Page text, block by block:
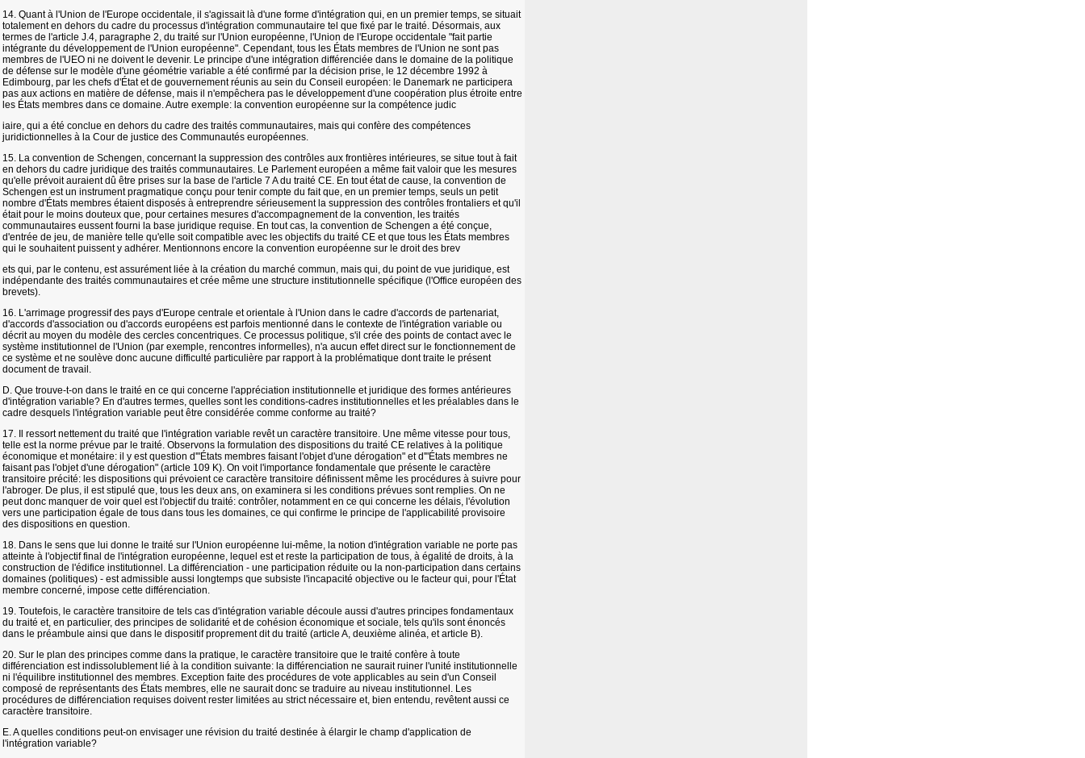
14. Quant à l'Union de l'Europe occidentale, il s'agissait là d'une forme d'intégration qui, en un premier temps, se situait
totalement en dehors du cadre du processus d'intégration communautaire tel que fixé par le traité. Désormais, aux
termes de l'article J.4, paragraphe 2, du traité sur l'Union européenne, l'Union de l'Europe occidentale "fait partie
intégrante du développement de l'Union européenne". Cependant, tous les États membres de l'Union ne sont pas
membres de l'UEO ni ne doivent le devenir. Le principe d'une intégration différenciée dans le domaine de la politique
de défense sur le modèle d'une géométrie variable a été confirmé par la décision prise, le 12 décembre 1992 à
Edimbourg, par les chefs d'État et de gouvernement réunis au sein du Conseil européen: le Danemark ne participera
pas aux actions en matière de défense, mais il n'empêchera pas le développement d'une coopération plus étroite entre
les États membres dans ce domaine. Autre exemple: la convention européenne sur la compétence judic
iaire, qui a été conclue en dehors du cadre des traités communautaires, mais qui confère des compétences
juridictionnelles à la Cour de justice des Communautés européennes.
15. La convention de Schengen, concernant la suppression des contrôles aux frontières intérieures, se situe tout à fait
en dehors du cadre juridique des traités communautaires. Le Parlement européen a même fait valoir que les mesures
qu'elle prévoit auraient dû être prises sur la base de l'article 7 A du traité CE. En tout état de cause, la convention de
Schengen est un instrument pragmatique conçu pour tenir compte du fait que, en un premier temps, seuls un petit
nombre d'États membres étaient disposés à entreprendre sérieusement la suppression des contrôles frontaliers et qu'il
était pour le moins douteux que, pour certaines mesures d'accompagnement de la convention, les traités
communautaires eussent fourni la base juridique requise. En tout cas, la convention de Schengen a été conçue,
d'entrée de jeu, de manière telle qu'elle soit compatible avec les objectifs du traité CE et que tous les États membres
qui le souhaitent puissent y adhérer. Mentionnons encore la convention européenne sur le droit des brev
ets qui, par le contenu, est assurément liée à la création du marché commun, mais qui, du point de vue juridique, est
indépendante des traités communautaires et crée même une structure institutionnelle spécifique (l'Office européen des
brevets).
16. L'arrimage progressif des pays d'Europe centrale et orientale à l'Union dans le cadre d'accords de partenariat,
d'accords d'association ou d'accords européens est parfois mentionné dans le contexte de l'intégration variable ou
décrit au moyen du modèle des cercles concentriques. Ce processus politique, s'il crée des points de contact avec le
système institutionnel de l'Union (par exemple, rencontres informelles), n'a aucun effet direct sur le fonctionnement de
ce système et ne soulève donc aucune difficulté particulière par rapport à la problématique dont traite le présent
document de travail.
D. Que trouve-t-on dans le traité en ce qui concerne l'appréciation institutionnelle et juridique des formes antérieures
d'intégration variable? En d'autres termes, quelles sont les conditions-cadres institutionnelles et les préalables dans le
cadre desquels l'intégration variable peut être considérée comme conforme au traité?
17. Il ressort nettement du traité que l'intégration variable revêt un caractère transitoire. Une même vitesse pour tous,
telle est la norme prévue par le traité. Observons la formulation des dispositions du traité CE relatives à la politique
économique et monétaire: il y est question d'"États membres faisant l'objet d'une dérogation" et d'"États membres ne
faisant pas l'objet d'une dérogation" (article 109 K). On voit l'importance fondamentale que présente le caractère
transitoire précité: les dispositions qui prévoient ce caractère transitoire définissent même les procédures à suivre pour
l'abroger. De plus, il est stipulé que, tous les deux ans, on examinera si les conditions prévues sont remplies. On ne
peut donc manquer de voir quel est l'objectif du traité: contrôler, notamment en ce qui concerne les délais, l'évolution
vers une participation égale de tous dans tous les domaines, ce qui confirme le principe de l'applicabilité provisoire
des dispositions en question.
18. Dans le sens que lui donne le traité sur l'Union européenne lui-même, la notion d'intégration variable ne porte pas
atteinte à l'objectif final de l'intégration européenne, lequel est et reste la participation de tous, à égalité de droits, à la
construction de l'édifice institutionnel. La différenciation - une participation réduite ou la non-participation dans certains
domaines (politiques) - est admissible aussi longtemps que subsiste l'incapacité objective ou le facteur qui, pour l'État
membre concerné, impose cette différenciation.
19. Toutefois, le caractère transitoire de tels cas d'intégration variable découle aussi d'autres principes fondamentaux
du traité et, en particulier, des principes de solidarité et de cohésion économique et sociale, tels qu'ils sont énoncés
dans le préambule ainsi que dans le dispositif proprement dit du traité (article A, deuxième alinéa, et article B).
20. Sur le plan des principes comme dans la pratique, le caractère transitoire que le traité confère à toute
différenciation est indissolublement lié à la condition suivante: la différenciation ne saurait ruiner l'unité institutionnelle
ni l'équilibre institutionnel des membres. Exception faite des procédures de vote applicables au sein d'un Conseil
composé de représentants des États membres, elle ne saurait donc se traduire au niveau institutionnel. Les
procédures de différenciation requises doivent rester limitées au strict nécessaire et, bien entendu, revêtent aussi ce
caractère transitoire.
E. A quelles conditions peut-on envisager une révision du traité destinée à élargir le champ d'application de
l'intégration variable?